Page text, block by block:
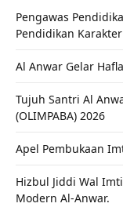
Pengawas
Pendidikan
Al Anwar Gelar
Tujuh Santri Al
(OLIMPABA) 2026
Apel Pembukaan
Hizbul Jiddi Wal
Modern Al-Anwar.